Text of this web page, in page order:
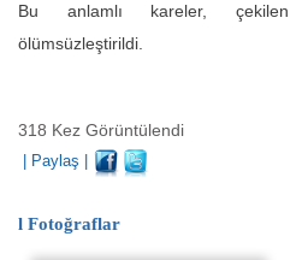
Bu anlamlı kareler, çekilen
ölümsüzleştirildi.
318 Kez Görüntülendi
Paylaş
l Fotoğraflar